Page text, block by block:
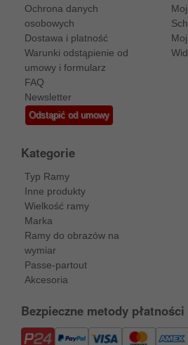
Ochrona danych
osobowych
Dostawa i platność
Warunki odstąpienie od
umowy i formularz
FAQ
Newsletter
Odstąpić od umowy
Kategorie
Typ Ramy
Inne produkty
Wielkość ramy
Marka
Ramy do obrazów na
wymiar
Passe-partout
Akcesoria
Bezpieczne metody płatności